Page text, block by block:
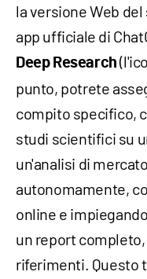
la versione Web
app ufficiale di
Deep Research
punto, potrete
compito specifico,
studi scientifici su
un'analisi di
autonomamente,
online e
un report
riferimenti. Questo